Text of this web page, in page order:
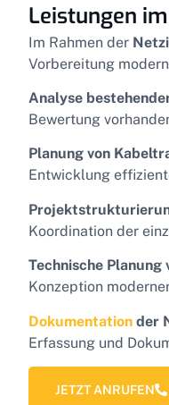
Leistungen
Im Rahmen der
Vorbereitung
Analyse
Bewertung
Planung von
Entwicklung
Koordination der
Technische Planung
Konzeption
Dokumentation der
Erfassung und
JETZT ANRUFEN